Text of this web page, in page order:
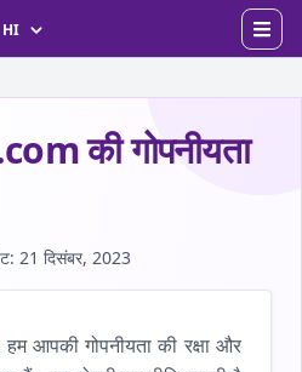
की गोपनीयता
21 दिसंबर, 2023
आपकी गोपनीयता की रक्षा और